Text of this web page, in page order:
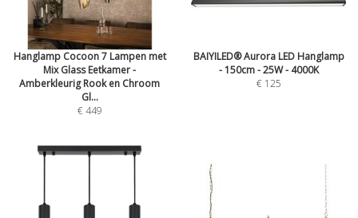
Hanglamp Cocoon 7 Lampen met
Mix Glass Eetkamer -
Amberkleurig Rook en Chroom
Gl...
€ 449
BAIYILED® Aurora LED Hanglamp
- 150cm - 25W - 4000K
€ 125